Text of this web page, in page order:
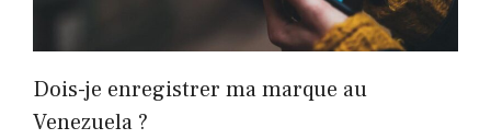
Dois-je enregistrer ma marque au
Venezuela ?